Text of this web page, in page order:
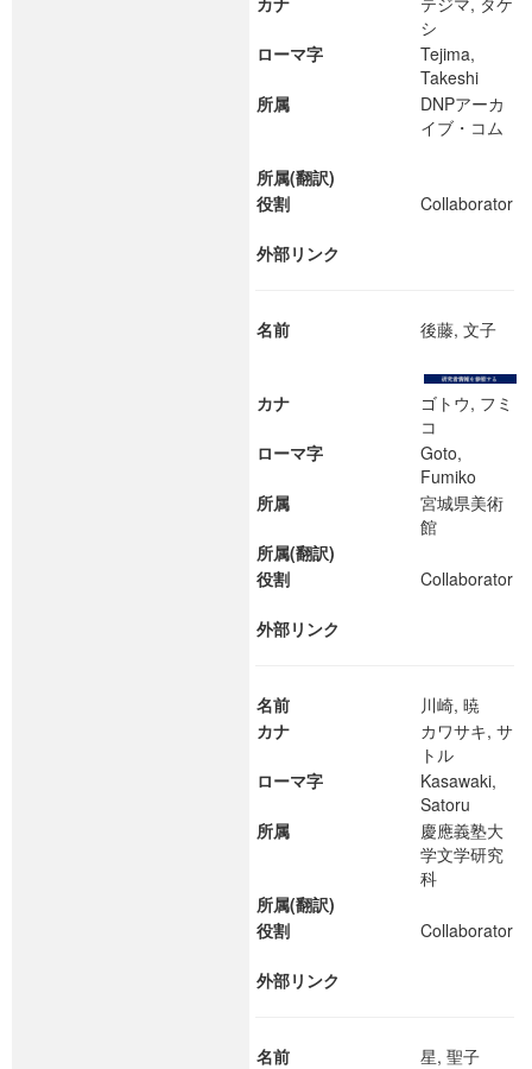
シ
ローマ字
Tejima,
Takeshi
所属
DNPアーカ
イブ・コム
所属(翻訳)
役割
Collaborator
外部リンク
名前 後藤, 文子
カナ
ゴトウ, フミ
コ
ローマ字
Goto,
Fumiko
所属
宮城県美術
館
所属(翻訳)
役割
Collaborator
外部リンク
名前
川崎, 暁
カナ
カワサキ, サ
トル
ローマ字
Kasawaki,
Satoru
所属
慶應義塾大
学文学研究
科
所属(翻訳)
役割
Collaborator
外部リンク
名前
星, 聖子